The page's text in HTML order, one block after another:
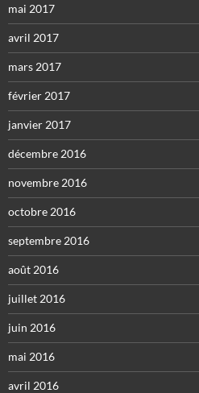
mai 2017
avril 2017
mars 2017
février 2017
janvier 2017
décembre 2016
novembre 2016
octobre 2016
septembre 2016
août 2016
juillet 2016
juin 2016
mai 2016
avril 2016